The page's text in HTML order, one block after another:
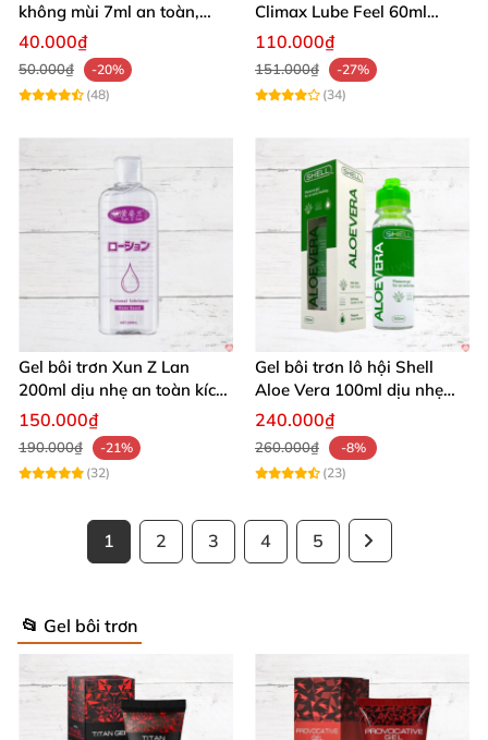
không mùi 7ml an toàn,
chất lượng
40.000₫
50.000₫
-20%
(48)
Climax Lube Feel 60ml
Thăng hoa tối ưu
110.000₫
151.000₫
-27%
(34)
Gel bôi trơn Xun Z Lan
200ml dịu nhẹ an toàn kích
thích sảng khoái
150.000₫
190.000₫
-21%
(32)
Gel bôi trơn lô hội Shell
Aloe Vera 100ml dịu nhẹ
tăng khoái cảm
240.000₫
260.000₫
-8%
(23)
1 2 3 4 5
📂 Gel bôi trơn